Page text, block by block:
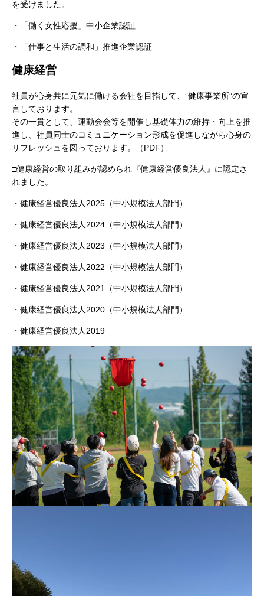
を受けました。
・「働く女性応援」中小企業認証
・「仕事と生活の調和」推進企業認証
健康経営
社員が心身共に元気に働ける会社を目指して、”健康事業所”の宣
言しております。
その一貫として、運動会会等を開催し基礎体力の維持・向上を推
進し、社員同士のコミュニケーション形成を促進しながら心身の
リフレッシュを図っております。
（PDF）
□健康経営の取り組みが認められ『健康経営優良法人』に認定さ
れました。
・健康経営優良法人2025（中小規模法人部門）
・健康経営優良法人2024（中小規模法人部門）
・健康経営優良法人2023（中小規模法人部門）
・健康経営優良法人2022（中小規模法人部門）
・健康経営優良法人2021（中小規模法人部門）
・健康経営優良法人2020（中小規模法人部門）
・健康経営優良法人2019